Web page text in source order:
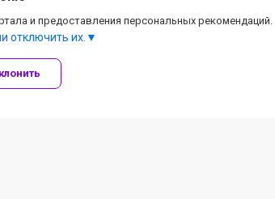
и предоставления персональных рекомендаций.
отключить их.